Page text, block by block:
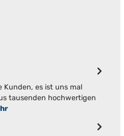
Kunden, es ist uns mal
tausenden hochwertigen